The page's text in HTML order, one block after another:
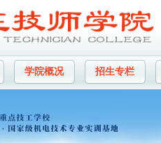
学院概况 招生专栏